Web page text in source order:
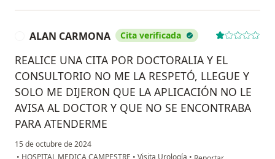
ALAN CARMONA Cita verificada
REALICE UNA CITA POR DOCTORALIA Y EL
CONSULTORIO NO ME LA RESPETÓ, LLEGUE Y
SOLO ME DIJERON QUE LA APLICACIÓN NO LE
AVISA AL DOCTOR Y QUE NO SE ENCONTRABA
PARA ATENDERME
15 de octubre de 2024
• HOSPITAL MEDICA CAMPESTRE • Visita Urología • en opinión del usuario